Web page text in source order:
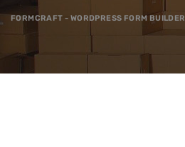
FORMCRAFT - WORDPRESS FORM BUILDER